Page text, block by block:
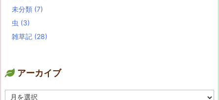
未分類 (7)
虫 (3)
雑草記 (28)
アーカイブ